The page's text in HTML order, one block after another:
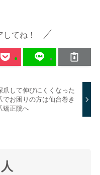
てね！
爪して伸びにくくなった
でお困りの方は仙台巻き
矯正院へ